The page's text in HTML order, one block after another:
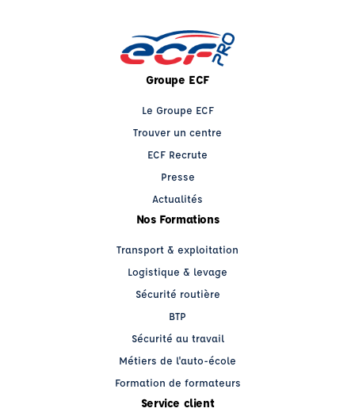
Groupe ECF
Le Groupe ECF
Trouver un centre
ECF Recrute
Presse
Actualités
Nos Formations
Transport & exploitation
Logistique & levage
Sécurité routière
BTP
Sécurité au travail
Métiers de l'auto-école
Formation de formateurs
Service client